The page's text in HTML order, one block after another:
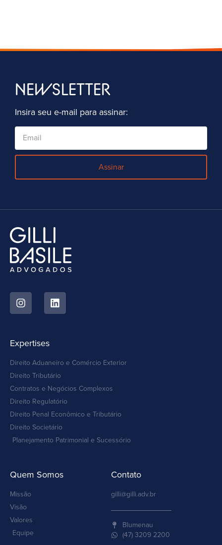
NEWSLETTER
Insira seu e-mail para assinar:
Assinar
Expertises
Direito Aduaneiro e Comércio Exterior
Direito Tributário
Contratos e Negócios Complexos
Direito Regulatório
Direito Penal Econômico e Tributário
Direito Societário
Planejamento Patrimonial e Sucessório
Quem Somos
Missão
Visão
Valores
Equipe
Contato
gilli@gilli.adv.br
Blumenau
(47) 3209 2200